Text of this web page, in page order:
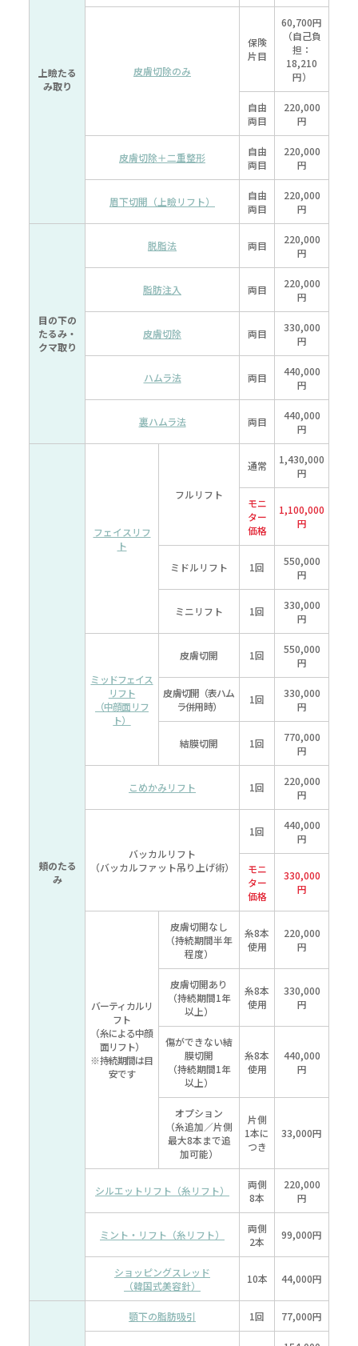
上瞼たる
み取り
皮膚切除のみ
保険
片目
60,700円
（自己負
担：
18,210
円）
自由
両目
220,000
円
皮膚切除＋二重整形
自由
両目
220,000
円
眉下切開（上瞼リフト）
自由
両目
220,000
円
目の下の
たるみ・
クマ取り
脱脂法 両目
220,000
円
脂肪注入 両目
220,000
円
皮膚切除 両目
330,000
円
ハムラ法 両目
440,000
円
裏ハムラ法 両目
440,000
円
頬のたる
み
フェイスリフ
ト
フルリフト
通常
1,430,000
円
モニ
ター
価格
1,100,000
円
ミドルリフト 1回
550,000
円
ミニリフト 1回
330,000
円
ミッドフェイス
リフト
（中顔面リフ
ト）
皮膚切開 1回
550,000
円
皮膚切開 （表ハム
ラ併用時）
1回
330,000
円
結膜切開 1回
770,000
円
こめかみリフト 1回
220,000
円
バッカルリフト
（バッカルファット吊り上げ術）
1回
440,000
円
モニ
ター
価格
330,000
円
バーティカルリ
フト
（糸による中顔
面リフト）
※持続期間は目
安です
皮膚切開なし
（持続期間半年
程度）
糸8本
使用
220,000
円
皮膚切開あり
（持続期間1年
以上）
糸8本
使用
330,000
円
傷ができない結
膜切開
（持続期間1年
以上）
糸8本
使用
440,000
円
オプション
（糸追加／片側
最大8本まで追
加可能）
片側
1本に
つき
33,000円
シルエットリフト （糸リフト）
両側
8本
220,000
円
ミント・リフト （糸リフト）
両側
2本
99,000円
ショッピングスレッド
（韓国式美容針）
10本 44,000円
顎下の脂肪吸引 1回 77,000円